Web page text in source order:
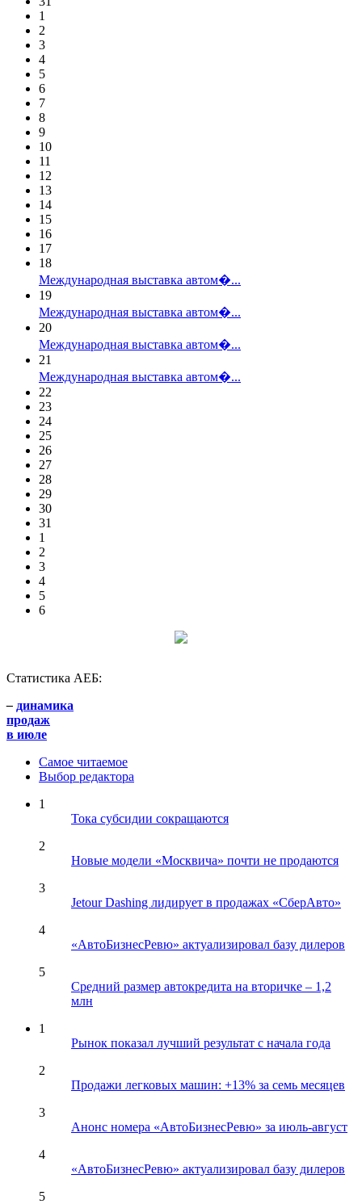
1
2
3
4
5
6
7
8
9
10
11
12
13
14
15
16
17
18
Международная выставка автом�...
19
Международная выставка автом�...
20
Международная выставка автом�...
21
Международная выставка автом�...
22
23
24
25
26
27
28
29
30
31
1
2
3
4
5
6
Статистика АЕБ:
– динамика
продаж
в июле
Самое читаемое
Выбор редактора
1
Тока субсидии сокращаются
2
Новые модели «Москвича» почти не продаются
3
Jetour Dashing лидирует в продажах «СберАвто»
4
«АвтоБизнесРевю» актуализировал базу дилеров
5
Средний размер автокредита на вторичке – 1,2
млн
1
Рынок показал лучший результат с начала года
2
Продажи легковых машин: +13% за семь месяцев
3
Анонс номера «АвтоБизнесРевю» за июль-август
4
«АвтоБизнесРевю» актуализировал базу дилеров
5